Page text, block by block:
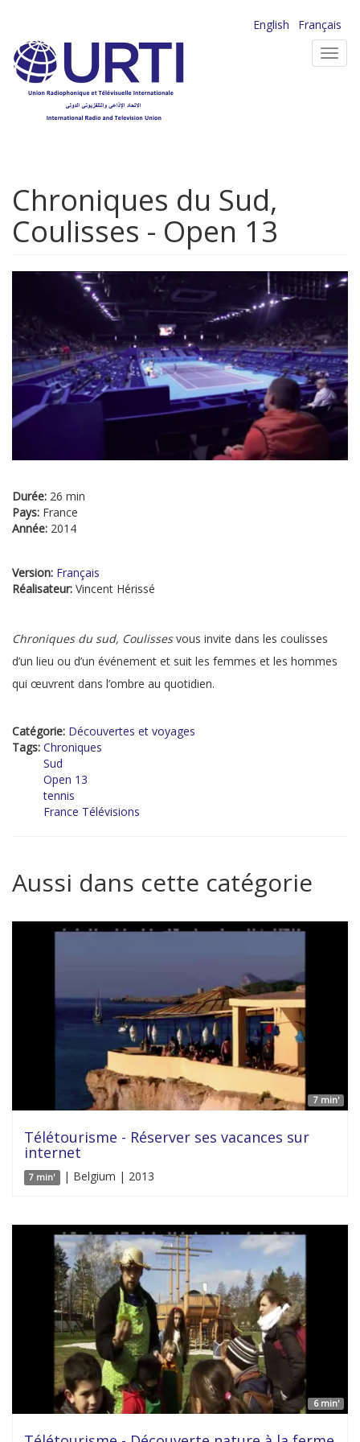
contenu
principal
English
Français
Chroniques du Sud,
Coulisses - Open 13
Durée: 26 min
Pays: France
Année: 2014
Version: Français
Réalisateur: Vincent Hérissé
Chroniques du sud, Coulissesvous invite dans les coulisses
d’un lieu ou d’un événement et suit les femmes et les hommes
qui œuvrent dans l’ombre au quotidien.
Catégorie: Découvertes et voyages
Tags: Chroniques
Sud
Open 13
tennis
France Télévisions
Aussi dans cette catégorie
7 min'
Télétourisme - Réserver ses vacances sur
internet
7 min' | Belgium | 2013
6 min'